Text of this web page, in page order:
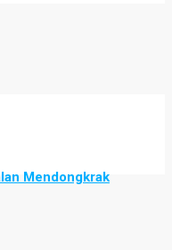
Mendongkrak